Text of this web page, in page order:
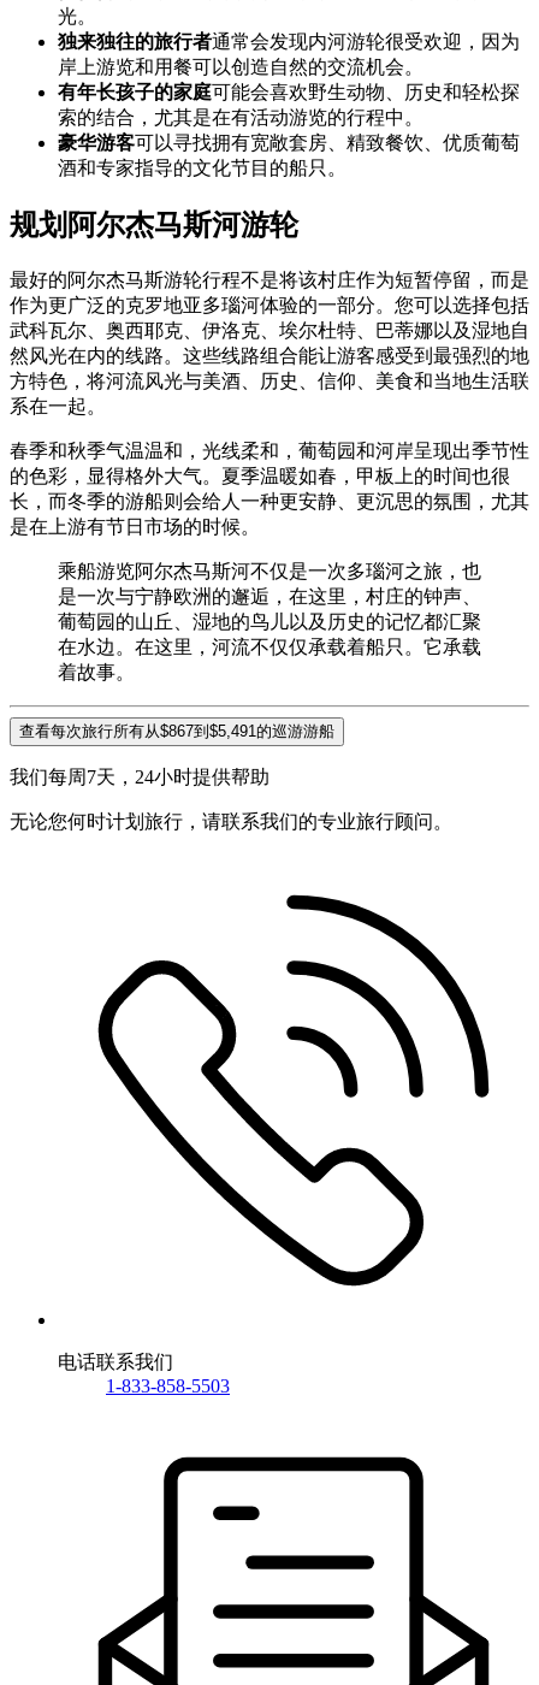
光。
独来独往的旅行者通常会发现内河游轮很受欢迎，因为
岸上游览和用餐可以创造自然的交流机会。
有年长孩子的家庭可能会喜欢野生动物、历史和轻松探
索的结合，尤其是在有活动游览的行程中。
豪华游客可以寻找拥有宽敞套房、精致餐饮、优质葡萄
酒和专家指导的文化节目的船只。
规划阿尔杰马斯河游轮
最好的阿尔杰马斯游轮行程不是将该村庄作为短暂停留，而是
作为更广泛的克罗地亚多瑙河体验的一部分。您可以选择包括
武科瓦尔、奥西耶克、伊洛克、埃尔杜特、巴蒂娜以及湿地自
然风光在内的线路。这些线路组合能让游客感受到最强烈的地
方特色，将河流风光与美酒、历史、信仰、美食和当地生活联
系在一起。
春季和秋季气温温和，光线柔和，葡萄园和河岸呈现出季节性
的色彩，显得格外大气。夏季温暖如春，甲板上的时间也很
长，而冬季的游船则会给人一种更安静、更沉思的氛围，尤其
是在上游有节日市场的时候。
乘船游览阿尔杰马斯河不仅是一次多瑙河之旅，也
是一次与宁静欧洲的邂逅，在这里，村庄的钟声、
葡萄园的山丘、湿地的鸟儿以及历史的记忆都汇聚
在水边。在这里，河流不仅仅承载着船只。它承载
着故事。
查看每次旅行所有从$867到$5,491的巡游游船
我们每周7天，24小时提供帮助
无论您何时计划旅行，请联系我们的专业旅行顾问。
电话联系我们
1-833-858-5503